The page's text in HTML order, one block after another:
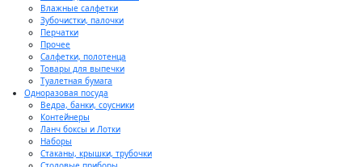
Влажные салфетки
Зубочистки, палочки
Перчатки
Прочее
Салфетки, полотенца
Товары для выпечки
Туалетная бумага
Одноразовая посуда
Ведра, банки, соусники
Контейнеры
Ланч боксы и Лотки
Наборы
Стаканы, крышки, трубочки